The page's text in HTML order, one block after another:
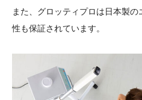
また、グロッティプロは日本製
性も保証されています。